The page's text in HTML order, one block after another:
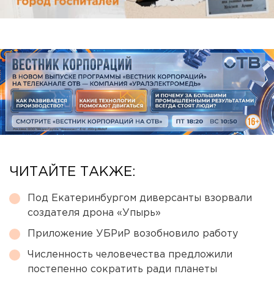
ЧИТАЙТЕ ТАКЖЕ:
Под Екатеринбургом диверсанты взорвали
создателя дрона «Упырь»
Приложение УБРиР возобновило работу
Численность человечества предложили
постепенно сократить ради планеты